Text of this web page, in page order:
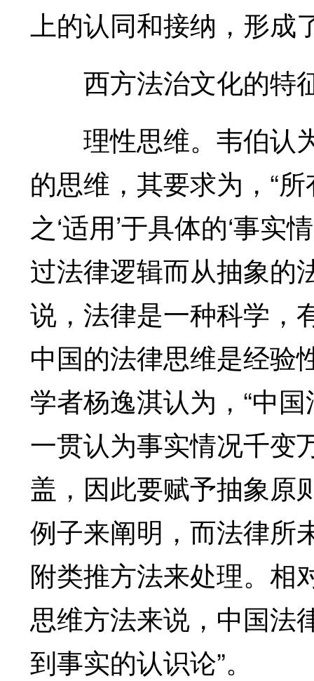
上的认同和接纳，形成
西方法治文化的特
理性思维。韦伯认
的思维，其要求为，“
之‘适用’于具体的‘事
过法律逻辑而从抽象的
说，法律是一种科学，
中国的法律思维是经验
学者杨逸淇认为，“中
一贯认为事实情况千变
盖，因此要赋予抽象原
例子来阐明，而法律所
附类推方法来处理。相
思维方法来说，中国法
到事实的认识论”。